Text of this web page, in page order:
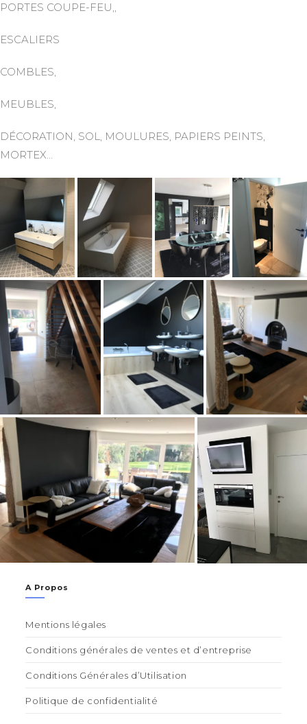
PORTES COUPE-FEU,,
ESCALIERS
COMBLES,
MEUBLES,
DÉCORATION, SOL, MOULURES, PAPIERS PEINTS,
MORTEX…
A Propos
Mentions légales
Conditions générales de ventes et d’entreprise
Conditions Générales d’Utilisation
Politique de confidentialité